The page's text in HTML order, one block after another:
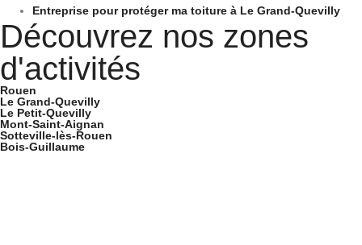
Entreprise pour protéger ma toiture à Le Grand-Quevilly
Découvrez nos zones
d'activités
Rouen
Le Grand-Quevilly
Le Petit-Quevilly
Mont-Saint-Aignan
Sotteville-lès-Rouen
Bois-Guillaume